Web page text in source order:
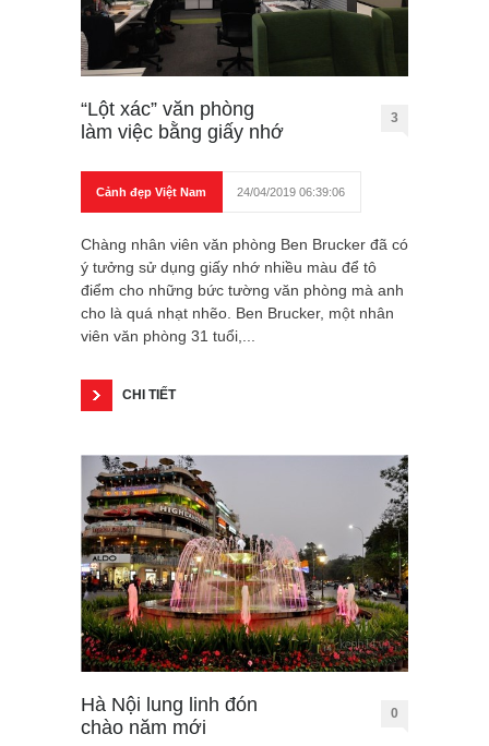
“Lột xác” văn phòng
làm việc bằng giấy nhớ
3
Cảnh đẹp Việt Nam 24/04/2019 06:39:06
Chàng nhân viên văn phòng Ben Brucker đã có
ý tưởng sử dụng giấy nhớ nhiều màu để tô
điểm cho những bức tường văn phòng mà anh
cho là quá nhạt nhẽo. Ben Brucker, một nhân
viên văn phòng 31 tuổi,...
CHI TIẾT
Hà Nội lung linh đón
chào năm mới
0